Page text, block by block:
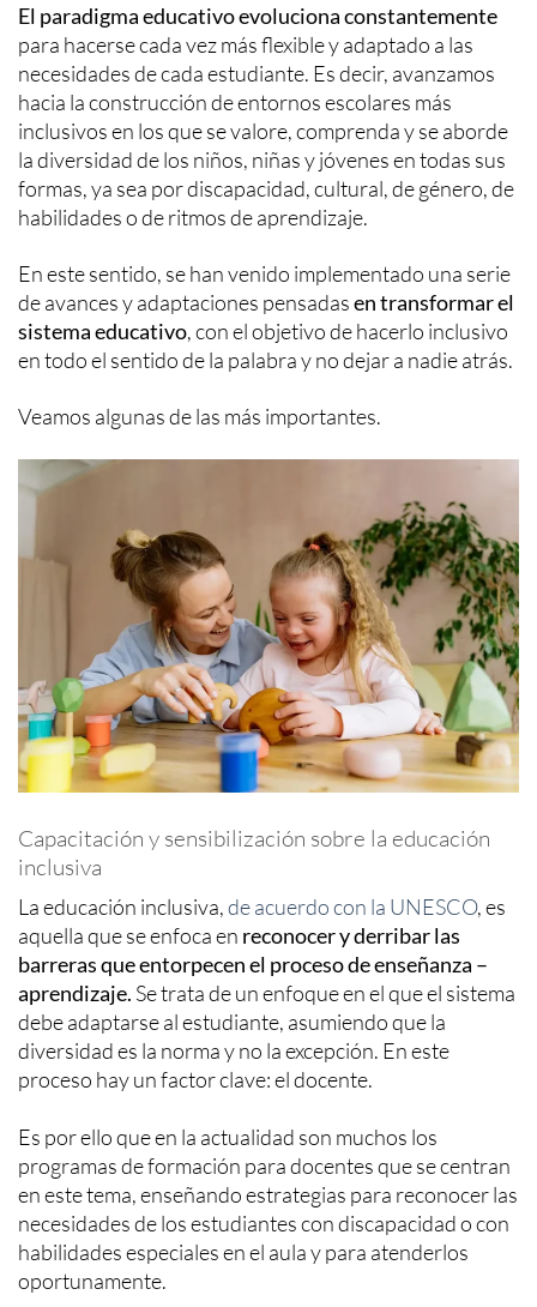
El paradigma educativo evoluciona constantemente
para hacerse cada vez más flexible y adaptado a las
necesidades de cada estudiante. Es decir, avanzamos
hacia la construcción de entornos escolares más
inclusivos en los que se valore, comprenda y se aborde
la diversidad de los niños, niñas y jóvenes en todas sus
formas, ya sea por discapacidad, cultural, de género, de
habilidades o de ritmos de aprendizaje.
En este sentido, se han venido implementado una serie
de avances y adaptaciones pensadasen transformar el
sistema educativo, con el objetivo de hacerlo inclusivo
en todo el sentido de la palabra y no dejar a nadie atrás.
Veamos algunas de las más importantes.
Capacitación y sensibilización sobre la educación
inclusiva
La educación inclusiva,de acuerdo con la UNESCO, es
aquella que se enfoca en reconocer y derribar las
barreras que entorpecen el proceso de enseñanza –
aprendizaje. Se trata de un enfoque en el que el sistema
debe adaptarse al estudiante, asumiendo que la
diversidad es la norma y no la excepción. En este
proceso hay un factor clave: el docente.
Es por ello que en la actualidad son muchos los
programas de formación para docentes que se centran
en este tema, enseñando estrategias para reconocer las
necesidades de los estudiantes con discapacidad o con
habilidades especiales en el aula y para atenderlos
oportunamente.